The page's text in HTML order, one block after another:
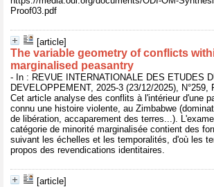
Proof03.pdf
[article]
The variable geometry of conflicts
marginalised peasantry
- In : REVUE INTERNATIONALE DES ETUDES
DEVELOPPEMENT, 2025-3 (23/12/2025), N°259,
Cet article analyse des conflits à l'intérieur d'une
connu une histoire violente, au Zimbabwe
de libération, accaparement des terres...).
catégorie de minorité marginalisée contient des
suivant les échelles et les temporalités, d'où les
propos des revendications identitaires.
[article]